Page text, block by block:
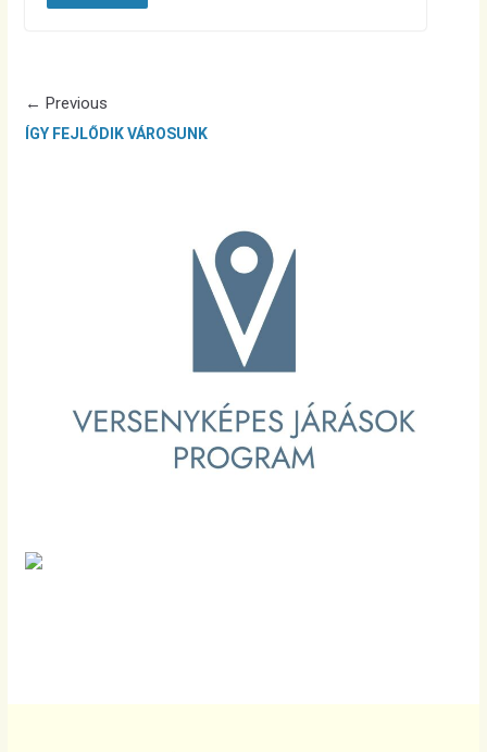
← Previous
ÍGY FEJLŐDIK VÁROSUNK